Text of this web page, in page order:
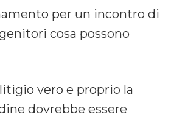
per un incontro di
cosa possono
vero e proprio la
dovrebbe essere